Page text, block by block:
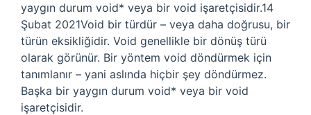
yaygın durum void* veya bir void işaretçisidir.14
Şubat 2021Void bir türdür – veya daha doğrusu, bir
türün eksikliğidir. Void genellikle bir dönüş türü
olarak görünür. Bir yöntem void döndürmek için
tanımlanır – yani aslında hiçbir şey döndürmez.
Başka bir yaygın durum void* veya bir void
işaretçisidir.